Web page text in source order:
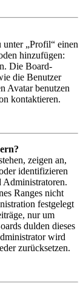
„Profil“ einen
hinzufügen:
Die Board-
die Benutzer
Avatar benutzen
kontaktieren.
zeigen an,
identifizieren
Administratoren.
Ranges nicht
festgelegt
nur um
dulden dieses
wird
zurücksetzen.